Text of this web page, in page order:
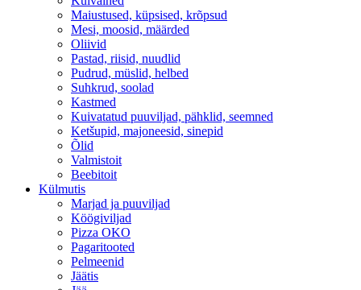
Maiustused, küpsised, krõpsud
Mesi, moosid, määrded
Oliivid
Pastad, riisid, nuudlid
Pudrud, müslid, helbed
Suhkrud, soolad
Kastmed
Kuivatatud puuviljad, pähklid, seemned
Ketšupid, majoneesid, sinepid
Õlid
Valmistoit
Beebitoit
Külmutis
Marjad ja puuviljad
Köögiviljad
Pizza OKO
Pagaritooted
Pelmeenid
Jäätis